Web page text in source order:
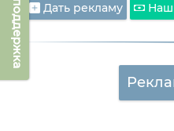
Техподдержка
Дать рекламу